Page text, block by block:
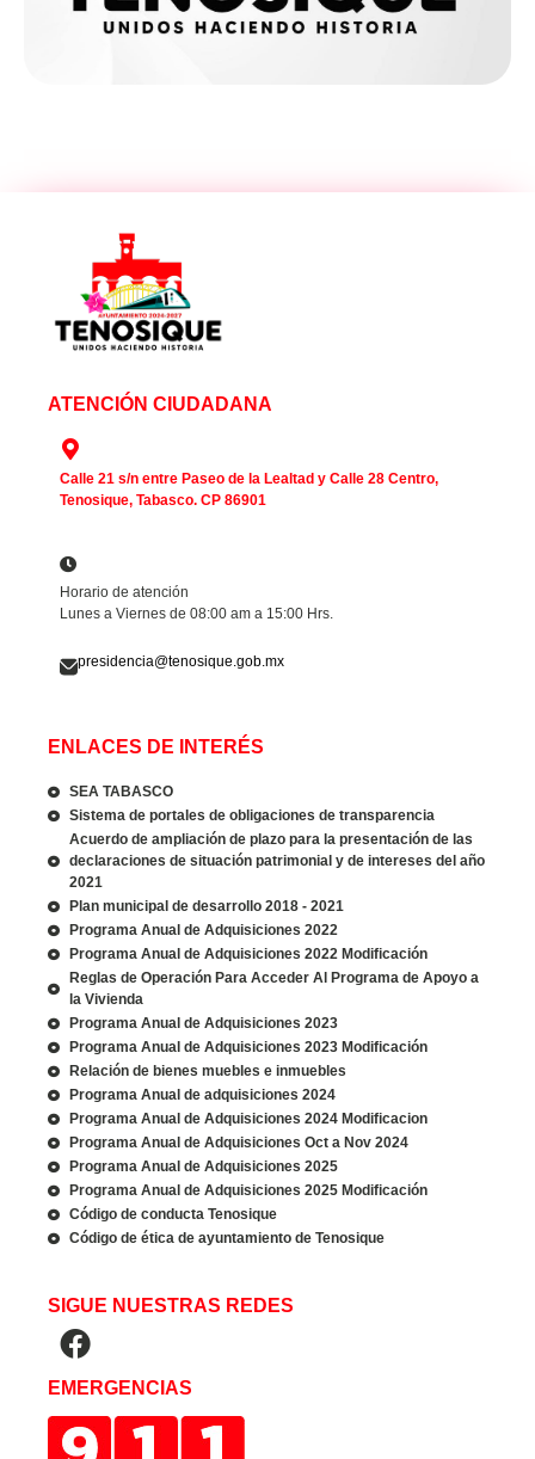
ATENCIÓN CIUDADANA
Calle 21 s/n entre Paseo de la Lealtad y Calle 28 Centro,
Tenosique, Tabasco. CP 86901
Horario de atención
Lunes a Viernes de 08:00 am a 15:00 Hrs.
presidencia@tenosique.gob.mx
ENLACES DE INTERÉS
SEA TABASCO
Sistema de portales de obligaciones de transparencia
Acuerdo de ampliación de plazo para la presentación de las
declaraciones de situación patrimonial y de intereses del año
2021
Plan municipal de desarrollo 2018 - 2021
Programa Anual de Adquisiciones 2022
Programa Anual de Adquisiciones 2022 Modificación
Reglas de Operación Para Acceder Al Programa de Apoyo a
la Vivienda
Programa Anual de Adquisiciones 2023
Programa Anual de Adquisiciones 2023 Modificación
Relación de bienes muebles e inmuebles
Programa Anual de adquisiciones 2024
Programa Anual de Adquisiciones 2024 Modificacion
Programa Anual de Adquisiciones Oct a Nov 2024
Programa Anual de Adquisiciones 2025
Programa Anual de Adquisiciones 2025 Modificación
Código de conducta Tenosique
Código de ética de ayuntamiento de Tenosique
SIGUE NUESTRAS REDES
EMERGENCIAS